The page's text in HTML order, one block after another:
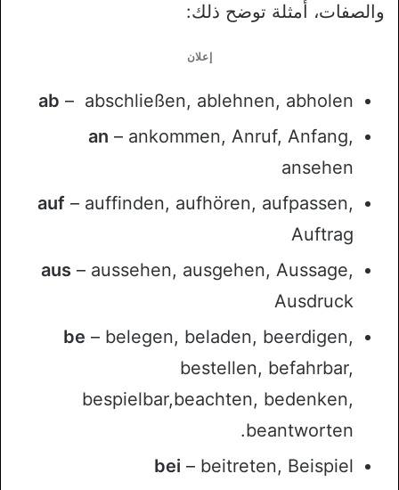
والصفات، أمثلة توضح ذلك:
إعلان
ab – abschließen, ablehnen, abholen
an – ankommen, Anruf, Anfang,
ansehen
auf – auffinden, aufhören, aufpassen,
Auftrag
aus – aussehen, ausgehen, Aussage,
Ausdruck
be – belegen, beladen, beerdigen,
bestellen, befahrbar,
bespielbar,beachten, bedenken,
beantworten.
bei – beitreten, Beispiel